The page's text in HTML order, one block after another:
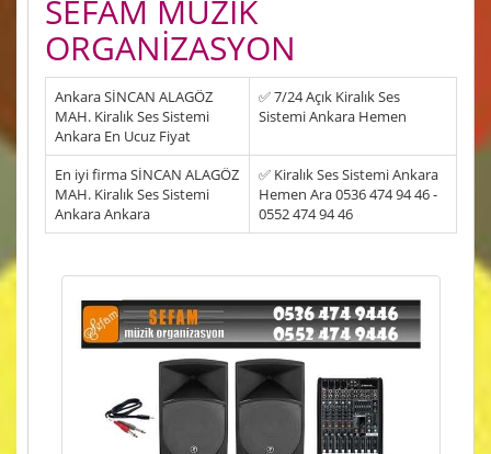
SEFAM MÜZİK
ORGANİZASYON
Ankara SİNCAN ALAGÖZ
MAH. Kiralık Ses Sistemi
Ankara En Ucuz Fiyat
✅ 7/24 Açık Kiralık Ses
Sistemi Ankara Hemen
En iyi firma SİNCAN ALAGÖZ
MAH. Kiralık Ses Sistemi
Ankara Ankara
✅ Kiralık Ses Sistemi Ankara
Hemen Ara 0536 474 94 46 -
0552 474 94 46